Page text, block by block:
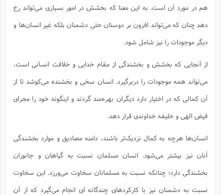
هم در مورد آن است. به این معنا که بخشش در امور بسیاری می‌تواند رخ
دهد چنان که می‌تواند افزون بر دوستان حتی دشمنان بلکه غیر انسان‌ها و
دیگر موجودات را نیز شامل شود.
از آنجایی که بخشش و بخشندگی از مقام خدایی و خلافت انسانی است،
می‌تواند همه موجودات را دربرگیرد. انسان سخی و بخشنده می‌کوشد تا از
آن کمالی که در اختیار دارد دیگران بهره‌مند گردند و اینگونه خود را مجرای
فیض الهی و خلیفه خداوندی قرار دهد.
انسان‌ها هرچه به کمال نزدیک‌تر باشند، دامنه مصادیق و موارد بخشندگی
آنان نیز بیشتر می‌شود. انسان مسلمان نسبت به گیاهان و جانوران
بخشندگی دارد؛ چنانکه نسبت به مسلمانان سخاوت می‌ورزد. این سخاوت
نسبت به دشمنان نیز با کارکردهای چندگانه ای انجام می‌گیرد که از آن